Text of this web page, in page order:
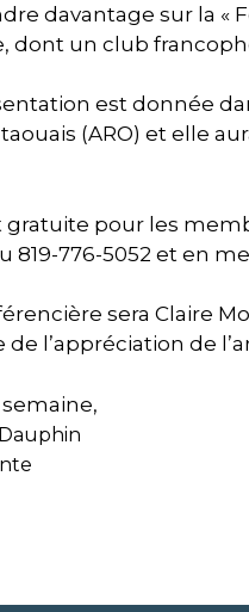
davantage sur la «
dont un club
est donnée
(ARO) et elle
gratuite pour les
819-776-5052 et en
sera Claire
de l’appréciation de